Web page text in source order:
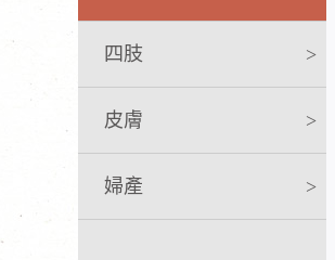
四肢 >
皮膚 >
婦產 >